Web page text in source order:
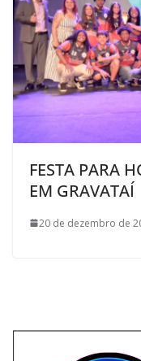
FESTA PARA
EM GRAVATAÍ
20 de dezembro de